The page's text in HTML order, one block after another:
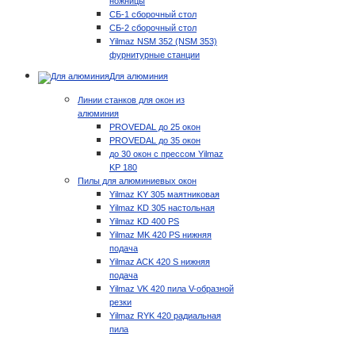
СБ-1 сборочный стол
СБ-2 сборочный стол
Yilmaz NSM 352 (NSM 353)
фурнитурные станции
Для алюминия
Линии станков для окон из
алюминия
PROVEDAL до 25 окон
PROVEDAL до 35 окон
до 30 окон с прессом Yilmaz
KP 180
Пилы для алюминиевых окон
Yilmaz KY 305 маятниковая
Yilmaz KD 305 настольная
Yilmaz KD 400 PS
Yilmaz MK 420 PS нижняя
подача
Yilmaz ACK 420 S нижняя
подача
Yilmaz VK 420 пила V-образной
резки
Yilmaz RYK 420 радиальная
пила